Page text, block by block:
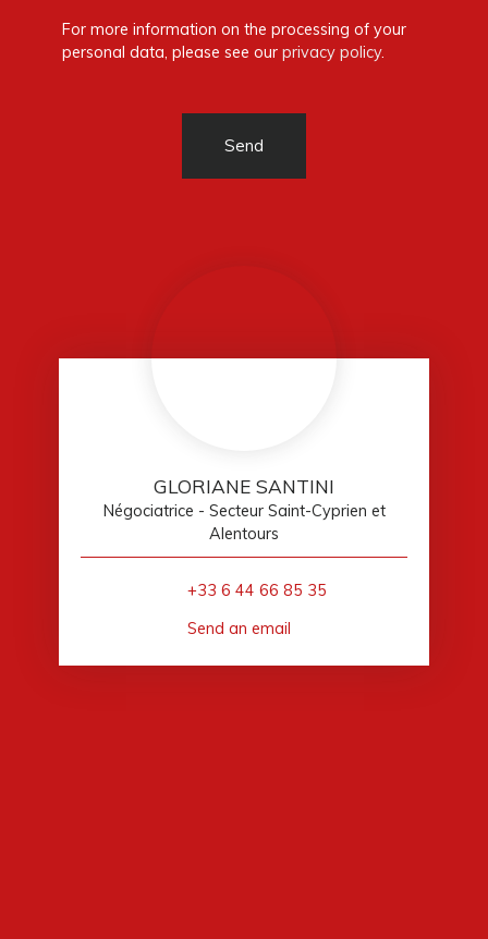
For more information on the processing of your
personal data, please see our privacy policy.
Send
GLORIANE SANTINI
Négociatrice - Secteur Saint-Cyprien et
Alentours
+33 6 44 66 85 35
Send an email